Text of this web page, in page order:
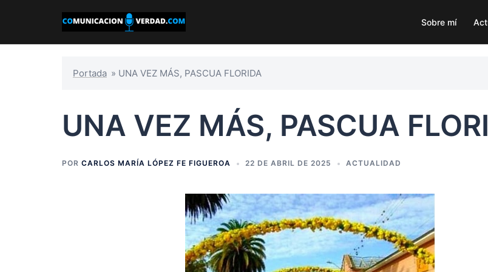
Sobre mí
Portada » UNA VEZ MÁS, PASCUA FLORIDA
UNA VEZ MÁS, PASCUA
POR CARLOS MARÍA LÓPEZ FE FIGUEROA 22 DE ABRIL DE 2025 ACTUALIDAD